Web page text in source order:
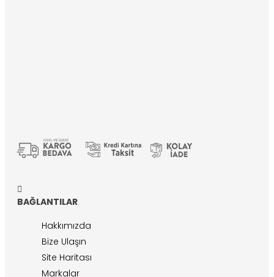
BAĞLANTILAR
Hakkımızda
Bize Ulaşın
Site Haritası
Markalar